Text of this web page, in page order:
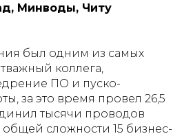
Минводы, Читу
был одним из самых
коллега,
ПО и пуско-
за это время провел 26,5
тысячи проводов
общей сложности 15 бизнес-